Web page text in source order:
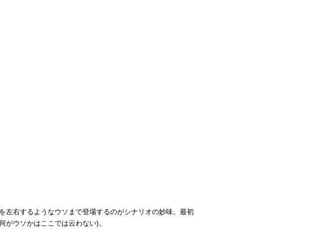
左右するようなウソまで登場するのがシナリオの妙味。最初
がウソかはここでは云わない)。